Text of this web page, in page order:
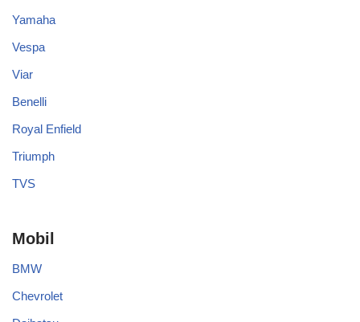
Yamaha
Vespa
Viar
Benelli
Royal Enfield
Triumph
TVS
Mobil
BMW
Chevrolet